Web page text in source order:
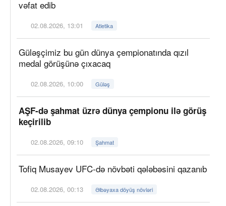
vəfat edib
02.08.2026, 13:01 Atletika
Güləşçimiz bu gün dünya çempionatında qızıl
medal görüşünə çıxacaq
02.08.2026, 10:00 Güləş
AŞF-də şahmat üzrə dünya çempionu ilə görüş
keçirilib
02.08.2026, 09:10 Şahmat
Tofiq Musayev UFC-də növbəti qələbəsini qazanıb
02.08.2026, 00:13 Əlbəyaxa döyüş növləri